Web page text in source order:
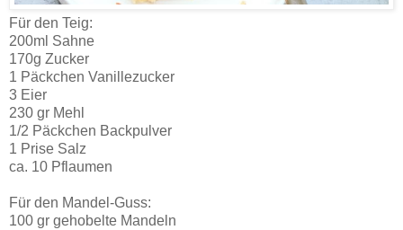
Für den Teig:
200ml Sahne
170g Zucker
1 Päckchen Vanillezucker
3 Eier
230 gr Mehl
1/2 Päckchen Backpulver
1 Prise Salz
ca. 10 Pflaumen
Für den Mandel-Guss:
100 gr gehobelte Mandeln